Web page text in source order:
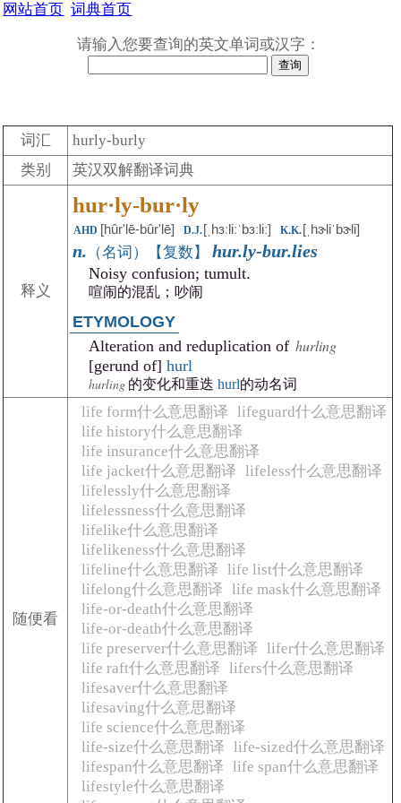
网站首页 词典首页
请输入您要查询的英文单词或汉字：
词汇
hurly-burly
类别
英汉双解翻译词典
释义
hur·ly-bur·ly
AHD [hûr'lē-bûrʹlē] D.J.[ˌhɜːliːˈbɜːliː] K.K.[ˌhɝliˈbɝli]
n. （名词）【复数】hur.ly-bur.lies
Noisy confusion; tumult.
喧闹的混乱；吵闹
ETYMOLOGY
Alteration and reduplication of hurling
[gerund of] hurl
hurling 的变化和重迭 hurl的动名词
随便看
life form什么意思翻译 lifeguard什么意思翻译
life history什么意思翻译
life insurance什么意思翻译
life jacket什么意思翻译 lifeless什么意思翻译
lifelessly什么意思翻译
lifelessness什么意思翻译
lifelike什么意思翻译
lifelikeness什么意思翻译
lifeline什么意思翻译 life list什么意思翻译
lifelong什么意思翻译 life mask什么意思翻译
life-or-death什么意思翻译
life-or-death什么意思翻译
life preserver什么意思翻译 lifer什么意思翻译
life raft什么意思翻译 lifers什么意思翻译
lifesaver什么意思翻译
lifesaving什么意思翻译
life science什么意思翻译
life-size什么意思翻译 life-sized什么意思翻译
lifespan什么意思翻译 life span什么意思翻译
lifestyle什么意思翻译